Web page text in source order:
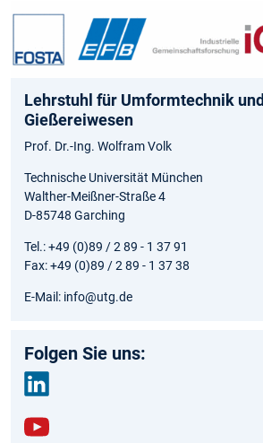
Lehrstuhl für Umformtechnik und
Gießereiwesen
Prof. Dr.-Ing. Wolfram Volk
Technische Universität München
Walther-Meißner-Straße 4
D-85748 Garching
Tel.: +49 (0)89 / 2 89 - 1 37 91
Fax: +49 (0)89 / 2 89 - 1 37 38
E-Mail: info@utg.de
Folgen Sie uns:
edin